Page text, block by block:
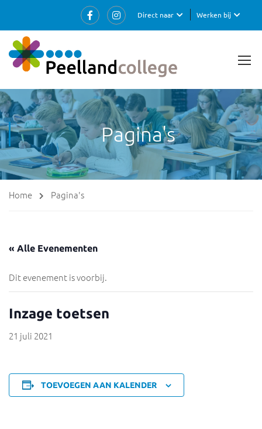
Werken bij
Direct naar
Pagina's
Home Pagina's
« Alle Evenementen
Dit evenement is voorbij.
Inzage toetsen
21 juli 2021
TOEVOEGEN AAN KALENDER